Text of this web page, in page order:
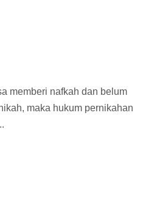
memberi nafkah dan belum
maka hukum pernikahan